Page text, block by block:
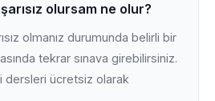
olursam ne olur?
olmanız durumunda belirli bir
tekrar sınava girebilirsiniz.
dersleri ücretsiz olarak